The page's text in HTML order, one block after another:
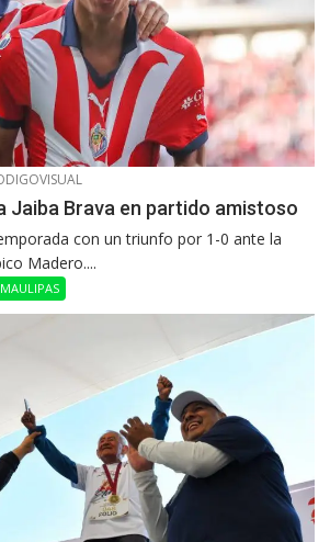
Jaiba Brava en partido amistoso
con un triunfo por 1-0 ante la
Madero....